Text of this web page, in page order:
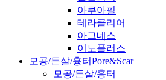
아쿠아필
테라클리어
아그네스
이노플러스
모공/튼살/흉터Pore&Scar
모공/튼살/흉터